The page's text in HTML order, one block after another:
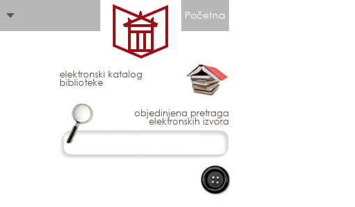
Početna
elektronski katalog
biblioteke
objedinjena pretraga
elektronskih izvora